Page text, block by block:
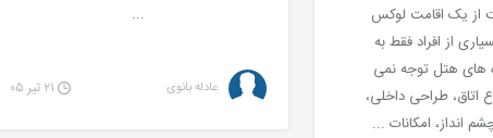
از یک اقامت لوکس
از افراد فقط به
های هتل توجه نمی
اتاق، طراحی داخلی،
انداز، امکانات ...
...
عادله بانوی ۲۱ تیر ۰۵